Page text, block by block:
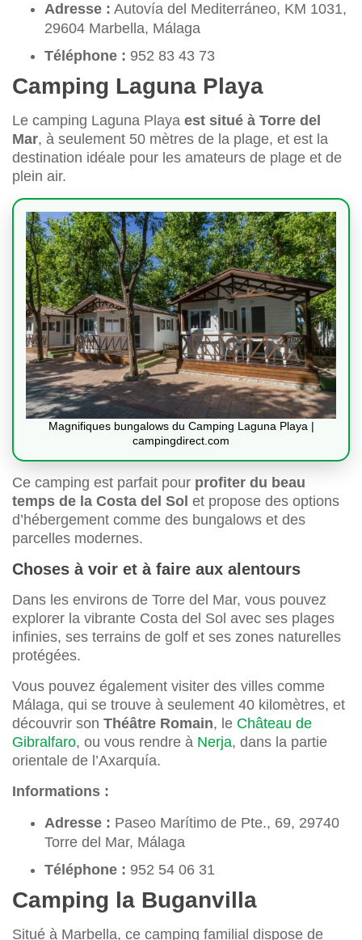
Adresse : Autovía del Mediterráneo, KM 1031,
29604 Marbella, Málaga
Téléphone : 952 83 43 73
Camping Laguna Playa
Le camping Laguna Playa est situé à Torre del
Mar, à seulement 50 mètres de la plage, et est la
destination idéale pour les amateurs de plage et de
plein air.
Magnifiques bungalows du Camping Laguna Playa |
campingdirect.com
Ce camping est parfait pour profiter du beau
temps de la Costa del Sol et propose des options
d’hébergement comme des bungalows et des
parcelles modernes.
Choses à voir et à faire aux alentours
Dans les environs de Torre del Mar, vous pouvez
explorer la vibrante Costa del Sol avec ses plages
infinies, ses terrains de golf et ses zones naturelles
protégées.
Vous pouvez également visiter des villes comme
Málaga, qui se trouve à seulement 40 kilomètres, et
découvrir son Théâtre Romain, le Château de
Gibralfaro, ou vous rendre à Nerja, dans la partie
orientale de l’Axarquía.
Informations :
Adresse : Paseo Marítimo de Pte., 69, 29740
Torre del Mar, Málaga
Téléphone : 952 54 06 31
Camping la Buganvilla
Situé à Marbella, ce camping familial dispose de